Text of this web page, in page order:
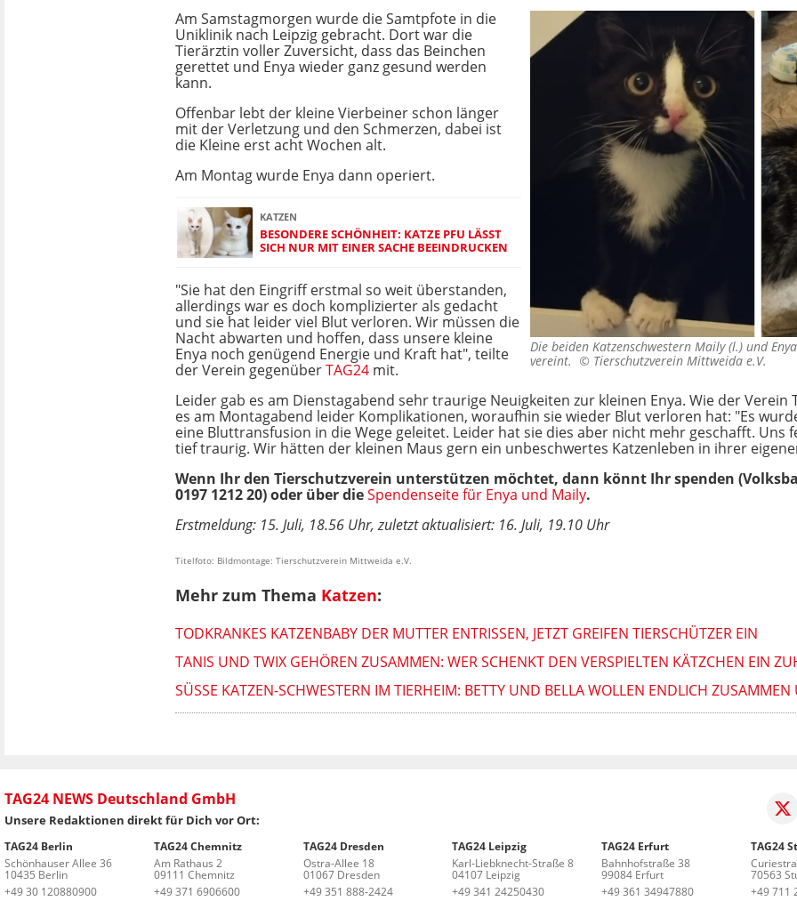
Die beiden Katzenschwestern Maily (l.) und
vereint. © Tierschutzverein Mittweida e.V.
Am Samstagmorgen wurde die Samtpfote in die
Uniklinik nach Leipzig gebracht. Dort war die
Tierärztin voller Zuversicht, dass das Beinchen
gerettet und Enya wieder ganz gesund werden
kann.
Offenbar lebt der kleine Vierbeiner schon länger
mit der Verletzung und den Schmerzen, dabei ist
die Kleine erst acht Wochen alt.
Am Montag wurde Enya dann operiert.
KATZEN
BESONDERE SCHÖNHEIT: KATZE PFU LÄSST
SICH NUR MIT EINER SACHE BEEINDRUCKEN
"Sie hat den Eingriff erstmal so weit überstanden,
allerdings war es doch komplizierter als gedacht
und sie hat leider viel Blut verloren. Wir müssen die
Nacht abwarten und hoffen, dass unsere kleine
Enya noch genügend Energie und Kraft hat", teilte
der Verein gegenüberTAG24 mit.
Leider gab es am Dienstagabend sehr traurige Neuigkeiten zur kleinen Enya. Wie der Verein
es am Montagabend leider Komplikationen, woraufhin sie wieder Blut verloren hat: "Es
eine Bluttransfusion in die Wege geleitet. Leider hat sie dies aber nicht mehr geschafft. Uns
tief traurig. Wir hätten der kleinen Maus gern ein unbeschwertes Katzenleben in ihrer
Wenn Ihr den Tierschutzverein unterstützen möchtet, dann könnt Ihr spenden
0197 1212 20) oder über dieSpendenseite für Enya und Maily.
Erstmeldung: 15. Juli, 18.56 Uhr, zuletzt aktualisiert: 16. Juli, 19.10 Uhr
Titelfoto: Bildmontage: Tierschutzverein Mittweida e.V.
Mehr zum Thema Katzen:
TODKRANKES KATZENBABY DER MUTTER ENTRISSEN, JETZT GREIFEN TIERSCHÜTZER EIN
TANIS UND TWIX GEHÖREN ZUSAMMEN: WER SCHENKT DEN VERSPIELTEN KÄTZCHEN EIN
SÜSSE KATZEN-SCHWESTERN IM TIERHEIM: BETTY UND BELLA WOLLEN ENDLICH ZUSAMMEN
TAG24 NEWS Deutschland GmbH
Unsere Redaktionen direkt für Dich vor Ort:
TAG24 Berlin
Schönhauser Allee 36
10435 Berlin
+49 30 120880900
TAG24 Chemnitz
Am Rathaus 2
09111 Chemnitz
+49 371 6906600
TAG24 Dresden
Ostra-Allee 18
01067 Dresden
+49 351 888-2424
TAG24 Leipzig
Karl-Liebknecht-Straße 8
04107 Leipzig
+49 341 24250430
TAG24 Erfurt
Bahnhofstraße 38
99084 Erfurt
+49 361 34947880
TAG24
70563
+49 711